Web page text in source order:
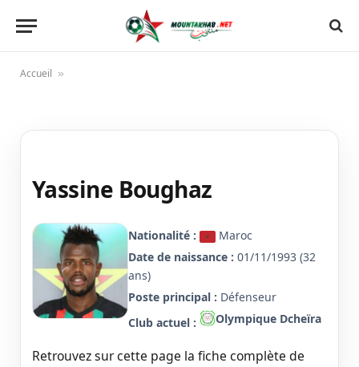
Accueil »
Yassine Boughaz
Nationalité :
Maroc
Date de naissance : 01/11/1993 (32
ans)
Poste principal : Défenseur
Club actuel :
Olympique Dcheïra
Retrouvez sur cette page la fiche complète de